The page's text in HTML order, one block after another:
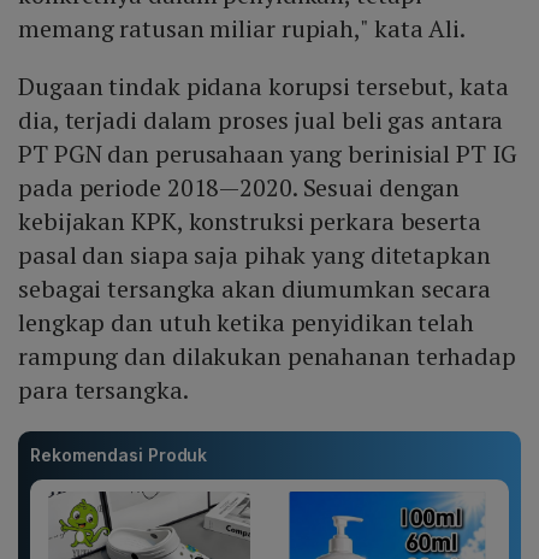
memang ratusan miliar rupiah," kata Ali.
Dugaan tindak pidana korupsi tersebut, kata
dia, terjadi dalam proses jual beli gas antara
PT PGN dan perusahaan yang berinisial PT IG
pada periode 2018—2020. Sesuai dengan
kebijakan KPK, konstruksi perkara beserta
pasal dan siapa saja pihak yang ditetapkan
sebagai tersangka akan diumumkan secara
lengkap dan utuh ketika penyidikan telah
rampung dan dilakukan penahanan terhadap
para tersangka.
Rekomendasi Produk